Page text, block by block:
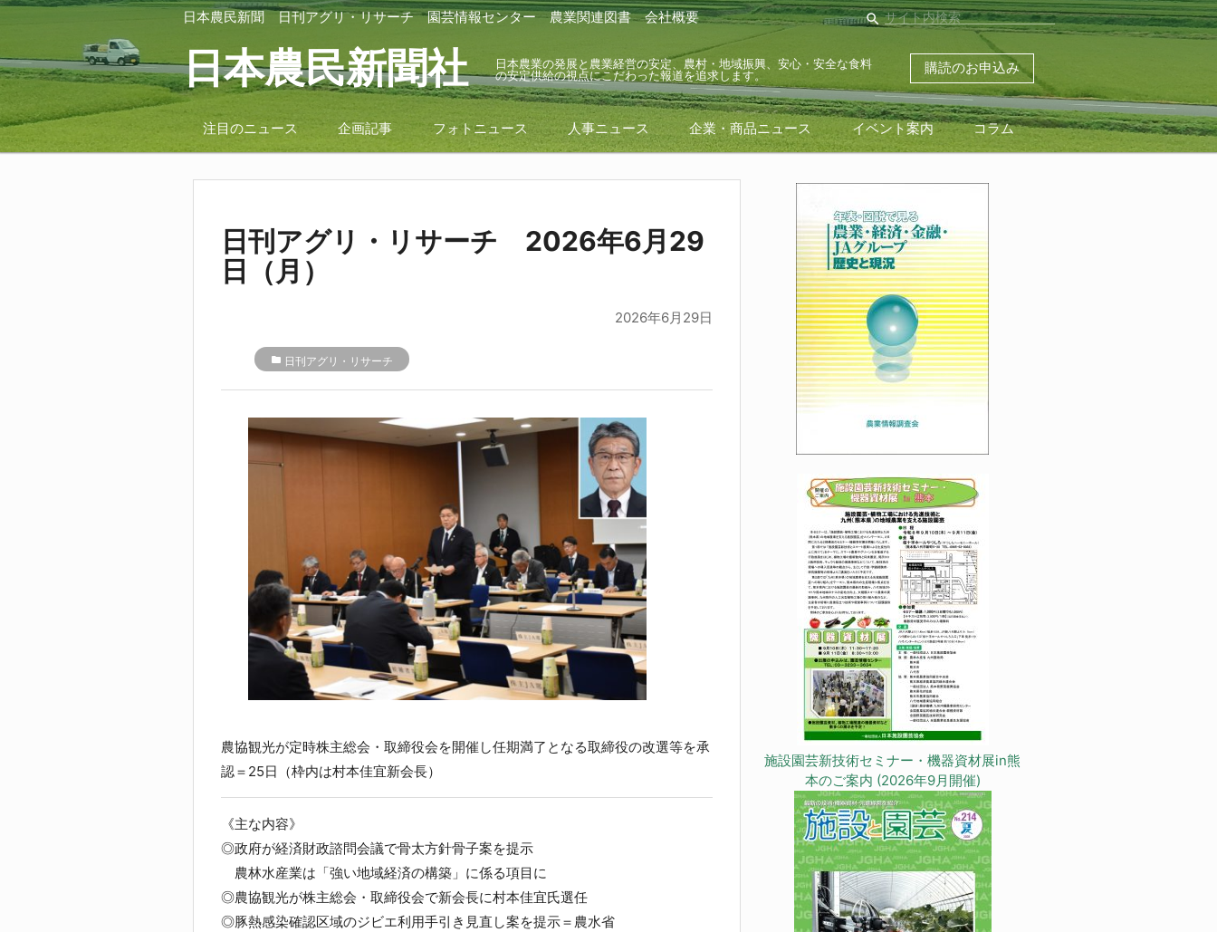
日本農民新聞 日刊アグリ・リサーチ 園芸情報センター 農業関連図書 会社概要 search
日本農民新聞社
日本農業の発展と農業経営の安定、農村・地域振興、安心・安全な食料
の安定供給の視点にこだわった報道を追求します。
購読のお申込み
注目のニュース 企画記事 フォトニュース 人事ニュース 企業・商品ニュース イベント案内 コラム
日刊アグリ・リサーチ 2026年6月29
日（月）
2026年6月29日
folder 日刊アグリ・リサーチ
農協観光が定時株主総会・取締役会を開催し任期満了となる取締役の改選等を承
認＝25日（枠内は村本佳宜新会長）
《主な内容》
◎政府が経済財政諮問会議で骨太方針骨子案を提示
農林水産業は「強い地域経済の構築」に係る項目に
◎農協観光が株主総会・取締役会で新会長に村本佳宜氏選任
◎豚熱感染確認区域のジビエ利用手引き見直し案を提示＝農水省
施設園芸新技術セミナー・機器資材展in熊
本のご案内 (2026年9月開催)